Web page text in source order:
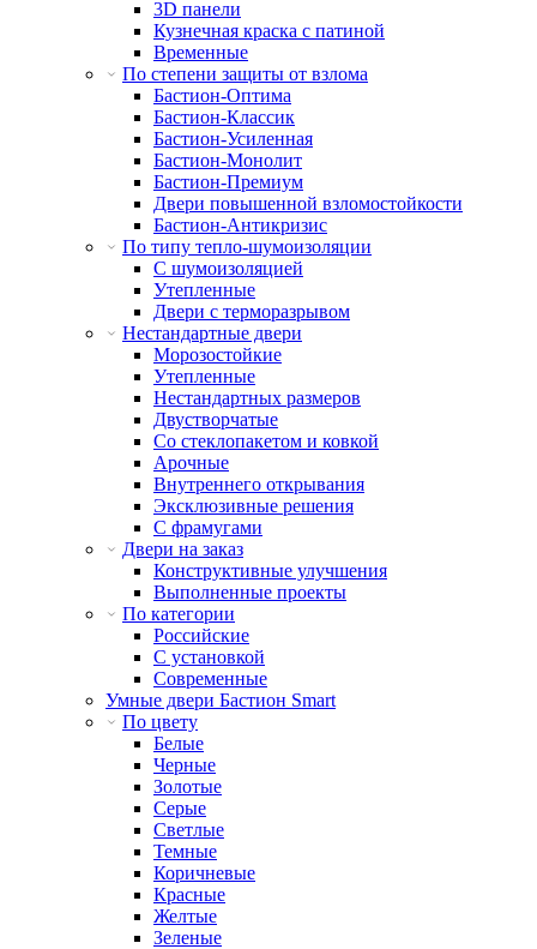
3D панели
Кузнечная краска с патиной
Временные
По степени защиты от взлома
Бастион-Оптима
Бастион-Классик
Бастион-Усиленная
Бастион-Монолит
Бастион-Премиум
Двери повышенной взломостойкости
Бастион-Антикризис
По типу тепло-шумоизоляции
С шумоизоляцией
Утепленные
Двери с терморазрывом
Нестандартные двери
Морозостойкие
Утепленные
Нестандартных размеров
Двустворчатые
Со стеклопакетом и ковкой
Арочные
Внутреннего открывания
Эксклюзивные решения
С фрамугами
Двери на заказ
Конструктивные улучшения
Выполненные проекты
По категории
Российские
С установкой
Современные
Умные двери Бастион Smart
По цвету
Белые
Черные
Золотые
Серые
Светлые
Темные
Коричневые
Красные
Желтые
Зеленые